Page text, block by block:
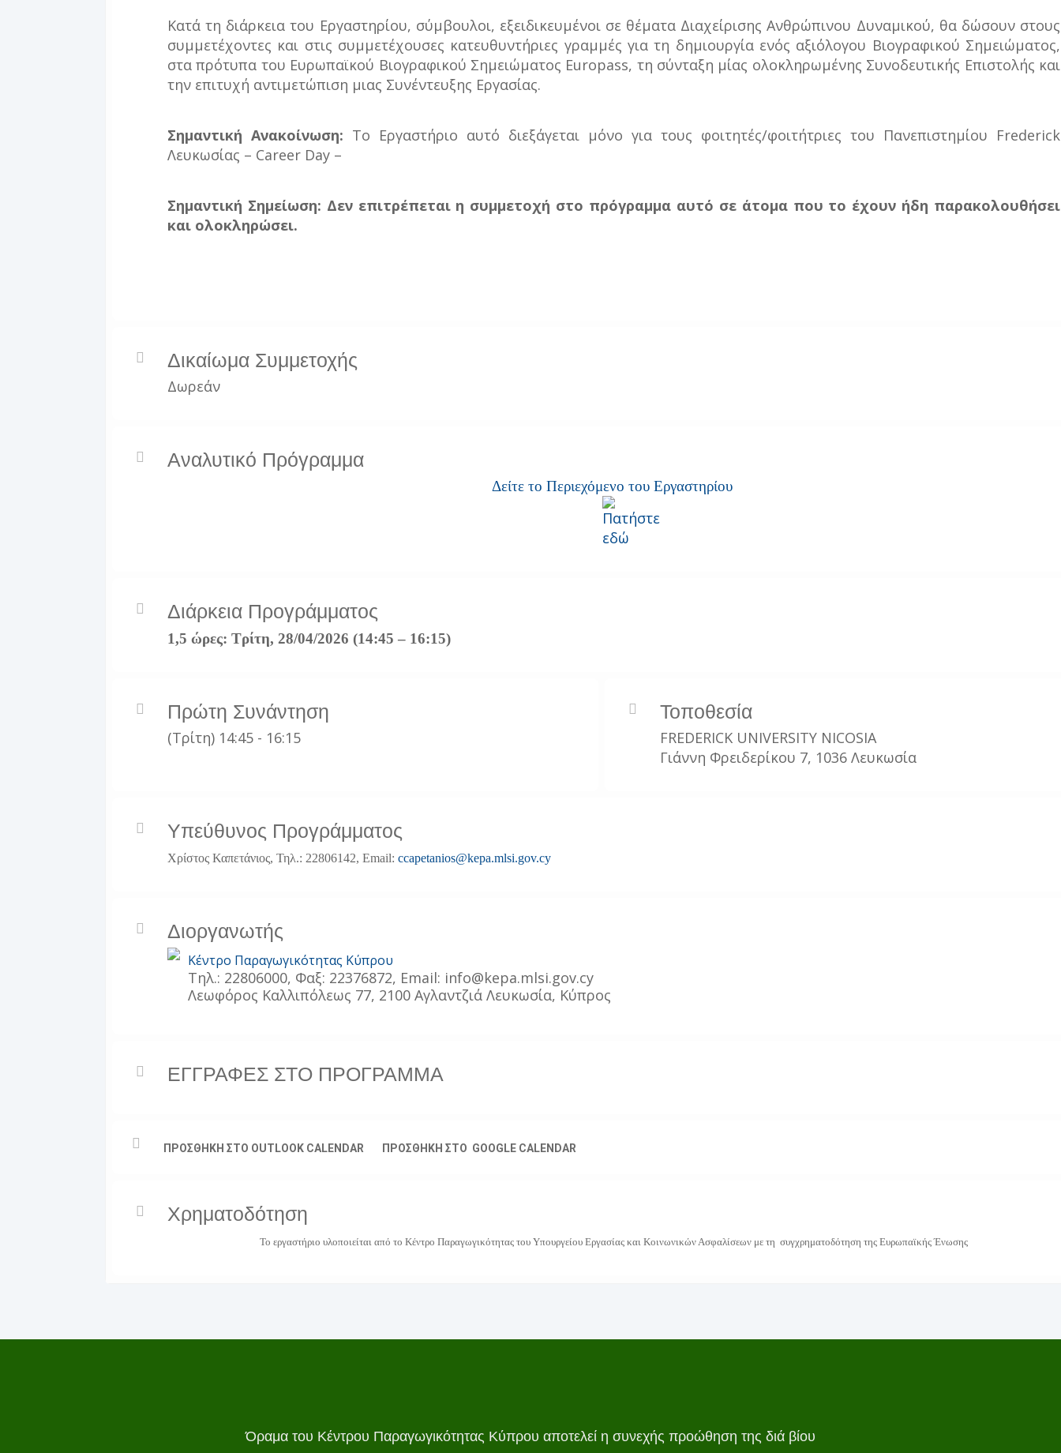
Κατά τη διάρκεια του Εργαστηρίου, σύμβουλοι, εξειδικευμένοι σε θέματα Διαχείρισης Ανθρώπινου Δυναμικού, θα δώσουν στους
συμμετέχοντες και στις συμμετέχουσες κατευθυντήριες γραμμές για τη δημιουργία ενός αξιόλογου Βιογραφικού Σημειώματος,
στα πρότυπα του Ευρωπαϊκού Βιογραφικού Σημειώματος Europass, τη σύνταξη μίας ολοκληρωμένης Συνοδευτικής Επιστολής και
την επιτυχή αντιμετώπιση μιας Συνέντευξης Εργασίας.
Σημαντική Ανακοίνωση: Το Εργαστήριο αυτό διεξάγεται μόνο για τους φοιτητές/φοιτήτριες του Πανεπιστημίου Frederick
Λευκωσίας – Career Day –
Σημαντική Σημείωση: Δεν επιτρέπεται η συμμετοχή στο πρόγραμμα αυτό σε άτομα που το έχουν ήδη παρακολουθήσει
και ολοκληρώσει.
Δικαίωμα Συμμετοχής
Δωρεάν
Αναλυτικό Πρόγραμμα
Δείτε το Περιεχόμενο του Εργαστηρίου
Διάρκεια Προγράμματος
1,5 ώρες: Τρίτη, 28/04/2026 (14:45 – 16:15)
Πρώτη Συνάντηση
(Τρίτη) 14:45 - 16:15
Τοποθεσία
FREDERICK UNIVERSITY NICOSIA
Γιάννη Φρειδερίκου 7, 1036 Λευκωσία
Υπεύθυνος Προγράμματος
Χρίστος Καπετάνιος, Τηλ.: 22806142, Email: ccapetanios@kepa.mlsi.gov.cy
Διοργανωτής
Κέντρο Παραγωγικότητας Κύπρου
Τηλ.: 22806000, Φαξ: 22376872, Εmail: info@kepa.mlsi.gov.cy
Λεωφόρος Καλλιπόλεως 77, 2100 Αγλαντζιά Λευκωσία, Κύπρος
ΕΓΓΡΑΦΕΣ ΣΤΟ ΠΡΟΓΡΑΜΜΑ
ΠΡΟΣΘΗΚΗ ΣΤΟ OUTLOOK CALENDAR ΠΡΟΣΘΗΚΗ ΣΤΟ GOOGLE CALENDAR
Χρηματοδότηση
Το εργαστήριο υλοποιείται από το Κέντρο Παραγωγικότητας του Υπουργείου Εργασίας και Κοινωνικών Ασφαλίσεων με τη συγχρηματοδότηση της Ευρωπαϊκής Ένωσης
Όραμα του Κέντρου Παραγωγικότητας Κύπρου αποτελεί η συνεχής προώθηση της διά βίου